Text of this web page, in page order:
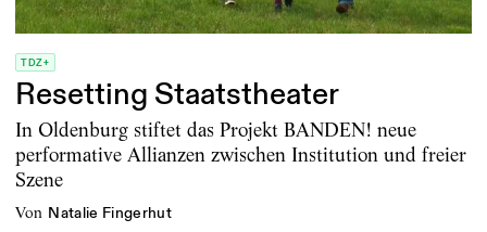
TDZ+
Resetting Staatstheater
In Oldenburg stiftet das Projekt BANDEN! neue
performative Allianzen zwischen Institution und freier
Szene
von Natalie Fingerhut